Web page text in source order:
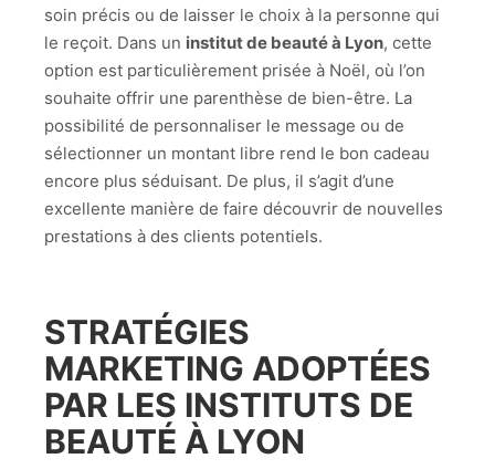
soin précis ou de laisser le choix à la personne qui
le reçoit. Dans un institut de beauté à Lyon, cette
option est particulièrement prisée à Noël, où l’on
souhaite offrir une parenthèse de bien-être. La
possibilité de personnaliser le message ou de
sélectionner un montant libre rend le bon cadeau
encore plus séduisant. De plus, il s’agit d’une
excellente manière de faire découvrir de nouvelles
prestations à des clients potentiels.
STRATÉGIES
MARKETING ADOPTÉES
PAR LES INSTITUTS DE
BEAUTÉ À LYON